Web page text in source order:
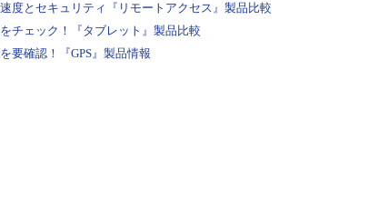
度とセキュリティ『リモートアクセス』製品比較
チェック！『タブレット』製品比較
要確認！『GPS』製品情報